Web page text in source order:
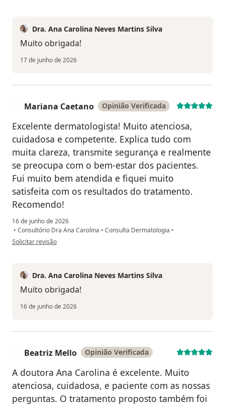
Dra. Ana Carolina Neves Martins Silva
Muito obrigada!
17 de junho de 2026
Mariana Caetano Opinião Verificada
Excelente dermatologista! Muito atenciosa,
cuidadosa e competente. Explica tudo com
muita clareza, transmite segurança e realmente
se preocupa com o bem-estar dos pacientes.
Fui muito bem atendida e fiquei muito
satisfeita com os resultados do tratamento.
Recomendo!
16 de junho de 2026
• Consultório Dra Ana Carolina • Consulta Dermatologia •
na opinião do utilizador Mariana Caetano
Solicitar revisão
Dra. Ana Carolina Neves Martins Silva
Muito obrigada!
16 de junho de 2026
Beatriz Mello Opinião Verificada
A doutora Ana Carolina é excelente. Muito
atenciosa, cuidadosa, e paciente com as nossas
perguntas. O tratamento proposto também foi